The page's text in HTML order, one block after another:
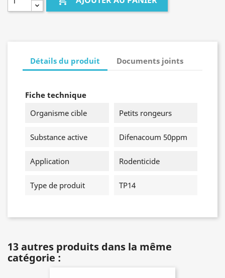
Détails du produit Documents joints
Fiche technique
Organisme cible
Petits rongeurs
Substance active Difenacoum 50ppm
Application Rodenticide
Type de produit TP14
13 autres produits dans la même
catégorie :